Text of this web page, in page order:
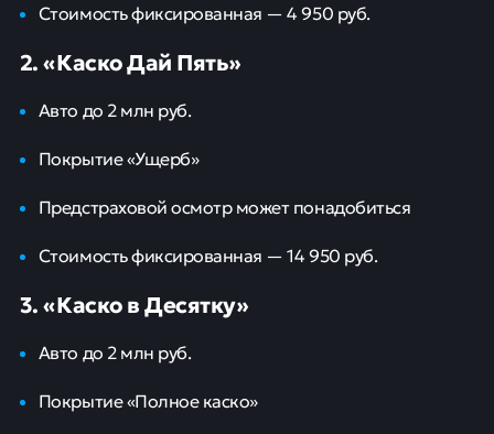
Стоимость фиксированная — 4 950 руб.
2. «Каско Дай Пять»
Авто до 2 млн руб.
Покрытие «Ущерб»
Предстраховой осмотр может понадобиться
Стоимость фиксированная — 14 950 руб.
3. «Каско в Десятку»
Авто до 2 млн руб.
Покрытие «Полное каско»